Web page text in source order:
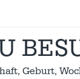
Geburt,